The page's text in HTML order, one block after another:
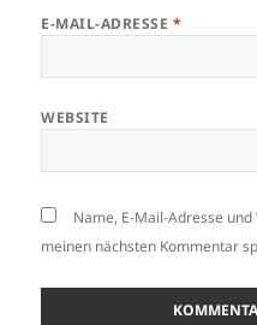
E-MAIL-ADRESSE *
WEBSITE
Name, E-Mail-Adresse
meinen nächsten Kommentar